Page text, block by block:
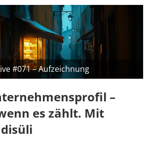
#071 – Aufzeichnung
–
es zählt. Mit